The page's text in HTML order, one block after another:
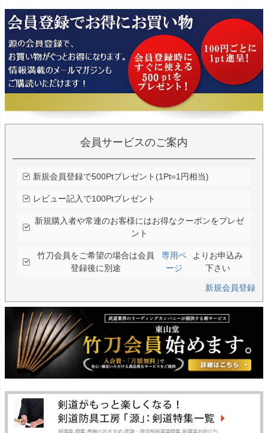
会員サービスのご案内
新規会員登録で500Ptプレゼント(1Pt=1円相当)
レビュー記入で100Ptプレゼント
新規購入者や常連のお客様にはお得なクーポンをプレゼ
ント
竹刀会員をご希望の場合は会員
登録後に別途
専用ペ
ージ
よりお申込み
下さい
新規会員登録